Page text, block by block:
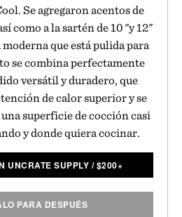
Se agregaron acentos de
como a la sartén de 10 "y 12"
que está pulida para
se combina perfectamente
versátil y duradero, que
de calor superior y se
superficie de cocción casi
y donde quiera cocinar.
UNCRATE SUPPLY /$200+
PARA DESPUÉS